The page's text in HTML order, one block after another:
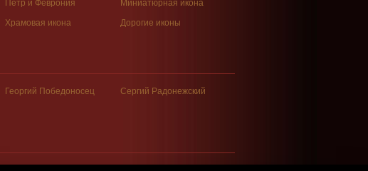
Пётр и Феврония
Миниатюрная икона
Храмовая икона
Дорогие иконы
Георгий Победоносец
Сергий Радонежский